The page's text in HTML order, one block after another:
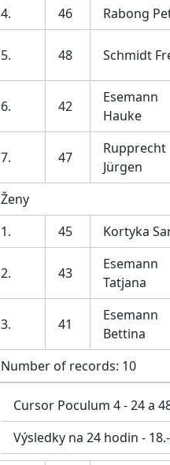
4. 46 Rabong
5. 48 Schmidt
6. 42
Esemann
Hauke
7. 47
Rupprecht
Jürgen
Ženy
1.
45 Kortyka
2. 43
Esemann
Tatjana
3. 41
Esemann
Bettina
Number of records: 10
Cursor Poculum 4 - 24 a
Výsledky na 24 hodin -